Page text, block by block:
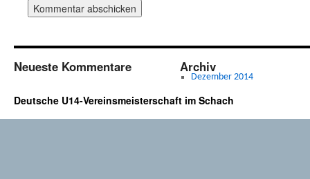
Neueste Kommentare Archiv
Dezember 2014
Deutsche U14-Vereinsmeisterschaft im Schach